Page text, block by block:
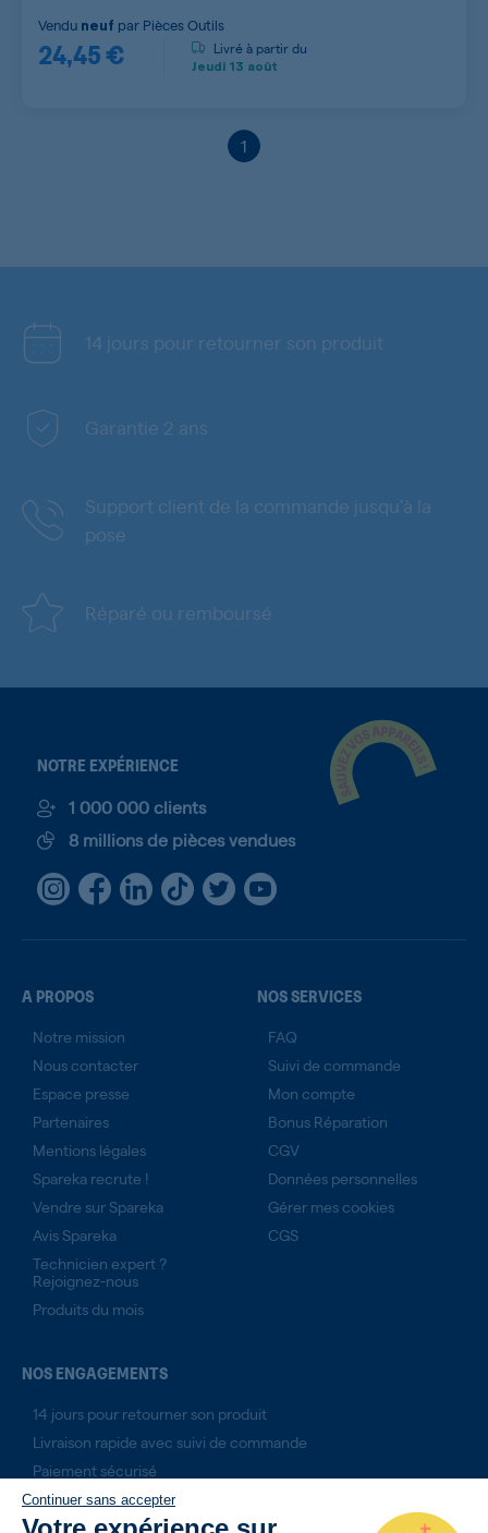
Continuer sans accepter
24,45 €
Vendu neuf par Pièces Outils
Livré à partir du
Jeudi 13 août
1
14 jours pour retourner son produit
Garantie 2 ans
Support client de la commande jusqu'à la
pose
Réparé ou remboursé
NOTRE EXPÉRIENCE
1 000 000 clients
8 millions de pièces vendues
A PROPOS
Notre mission
Nous contacter
Espace presse
Partenaires
Mentions légales
Spareka recrute !
Vendre sur Spareka
Avis Spareka
Technicien expert ?
Rejoignez-nous
Produits du mois
NOS SERVICES
FAQ
Suivi de commande
Mon compte
Bonus Réparation
CGV
Données personnelles
Gérer mes cookies
CGS
NOS ENGAGEMENTS
14 jours pour retourner son produit
Livraison rapide avec suivi de commande
Paiement sécurisé